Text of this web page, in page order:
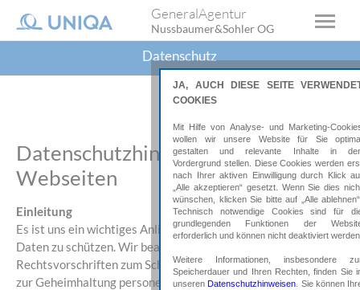
GeneralAgentur
Nussbaumer&Sohler OG
Datenschutz
Datenschutzhinweise MeGA
Webseiten
Einleitung
Es ist uns ein wichtiges Anliegen Ihre personenbezogenen
Daten zu schützen. Wir beachten deshalb die anwendbaren
Rechtsvorschriften zum Schutz, rechtmäßigem Umgang und
zur Geheimhaltung personenbezogener Daten sowie zur
JA, AUCH DIESE SEITE
COOKIES
Mit Hilfe von Analyse- und Marketing-
wollen wir unsere Website für Sie
gestalten und relevante Inhalte in
Vordergrund stellen. Diese Cookies werden
nach Ihrer aktiven Einwilligung durch Klick
„Alle akzeptieren“ gesetzt. Wenn Sie dies
wünschen, klicken Sie bitte auf „Alle
Technisch notwendige Cookies sind für
grundlegenden Funktionen der
erforderlich und können nicht deaktiviert
Weitere Informationen, insbesondere
Speicherdauer und Ihren Rechten, finden Sie
unserenDatenschutzhinweisen . Sie können